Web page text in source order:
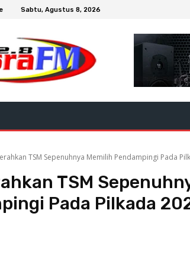
Sabtu, Agustus 8, 2026
TSM Sepenuhnya Memilih Pendampingi Pada
TSM
Pada Pilkada